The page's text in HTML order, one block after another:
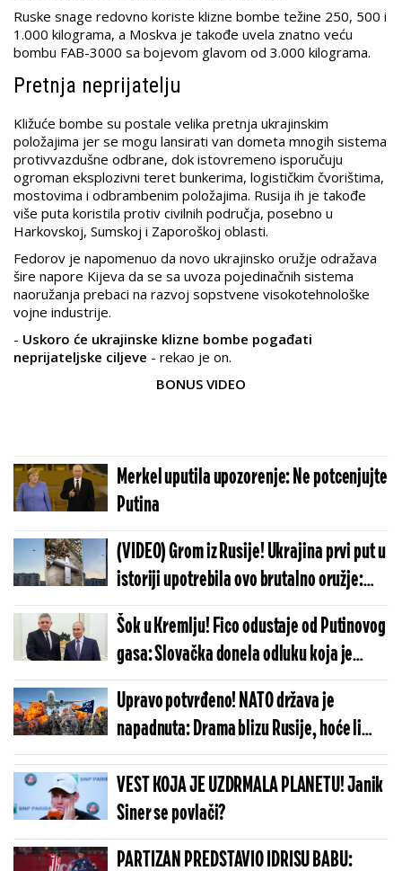
Ruske snage redovno koriste klizne bombe težine 250, 500 i
1.000 kilograma, a Moskva je takođe uvela znatno veću
bombu FAB-3000 sa bojevom glavom od 3.000 kilograma.
Pretnja neprijatelju
Kližuće bombe su postale velika pretnja ukrajinskim
položajima jer se mogu lansirati van dometa mnogih sistema
protivvazdušne odbrane, dok istovremeno isporučuju
ogroman eksplozivni teret bunkerima, logističkim čvorištima,
mostovima i odbrambenim položajima. Rusija ih je takođe
više puta koristila protiv civilnih područja, posebno u
Harkovskoj, Sumskoj i Zaporoškoj oblasti.
Fedorov je napomenuo da novo ukrajinsko oružje odražava
šire napore Kijeva da se sa uvoza pojedinačnih sistema
naoružanja prebaci na razvoj sopstvene visokotehnološke
vojne industrije.
- Uskoro će ukrajinske klizne bombe pogađati
neprijateljske ciljeve - rekao je on.
BONUS VIDEO
Merkel uputila upozorenje: Ne potcenjujte
Putina
(VIDEO) Grom iz Rusije! Ukrajina prvi put u
istoriji upotrebila ovo brutalno oružje:
Ako se potvrdi niko više nije bezbedan
Šok u Kremlju! Fico odustaje od Putinovog
gasa: Slovačka donela odluku koja je
zatresla ceo kontinent
Upravo potvrđeno! NATO država je
napadnuta: Drama blizu Rusije, hoće li
Alijansa aktivirati član 5?!
VEST KOJA JE UZDRMALA PLANETU! Janik
Siner se povlači?
PARTIZAN PREDSTAVIO IDRISU BABU: